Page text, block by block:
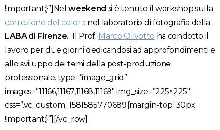
!important;}”]Nelweekend si è tenuto il workshop sulla
correzione del colore nel laboratorio di fotografia della
LABA di Firenze. Il Prof. Marco Olivotto ha condotto il
lavoro per due giorni dedicandosi ad approfondimenti e
allo sviluppo dei temi della post-produzione
professionale. type=”image_grid”
images=”11166,11167,11168,11169″ img_size=”225×225″
css=”.vc_custom_1581585770689{margin-top: 30px
!important;}”][/vc_row]